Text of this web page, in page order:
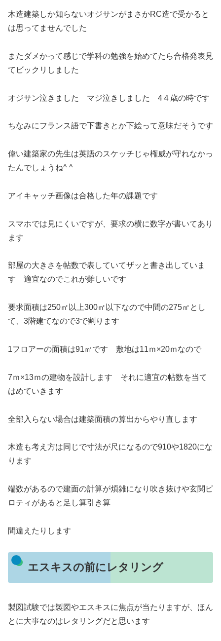
木造建築しか知らないオジサンがまさかRC造で受かると
は思ってませんでした
またダメかって感じで学科の勉強を始めてたら合格発表見
てビックリしました
オジサン泣きました マジ泣きしました 4４歳の時です
ちなみにフランス語で下書きとか下絵って意味だそうです
偉い建築家の先生は英語のスケッチじゃ権威が守れなかっ
たんでしょうね^ ^
アイキャッチ画像は合格した年の課題です
スマホでは見にくいですが、要求の横に数字が書いてあり
ます
部屋の大きさを帖数で表していてザッと書き出していま
す 適宜なのでこれが難しいです
要求面積は250㎡以上300㎡以下なので中間の275㎡とし
て、3階建てなので3で割ります
1フロアーの面積は91㎡です 敷地は11ｍ×20ｍなので
7ｍ×13ｍの建物を設計します それに適宜の帖数を当て
はめていきます
全部入らない場合は建築面積の算出からやり直します
木造も考え方は同じで寸法が尺になるので910や1820にな
ります
端数があるので建面の計算が煩雑になり吹き抜けや玄関ピ
ロティがあると足し算引き算
間違えたりします
エスキスの前にレタリング
製図試験では製図やエスキスに焦点が当たりますが、ほん
とに大事なのはレタリングだと思います